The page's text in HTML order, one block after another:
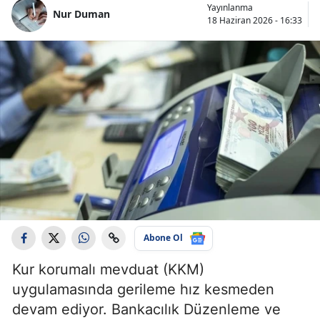
Nur Duman
Yayınlanma
18 Haziran 2026 - 16:33
Abone Ol
Kur korumalı mevduat (KKM)
uygulamasında gerileme hız kesmeden
devam ediyor. Bankacılık Düzenleme ve